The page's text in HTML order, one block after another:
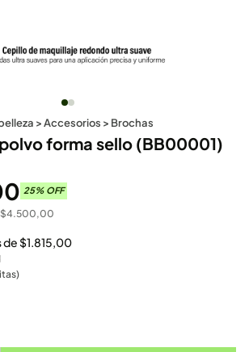
>Accesorios > Brochas
forma sello (BB00001)
25% OFF
$4.500,00
de$1.815,00